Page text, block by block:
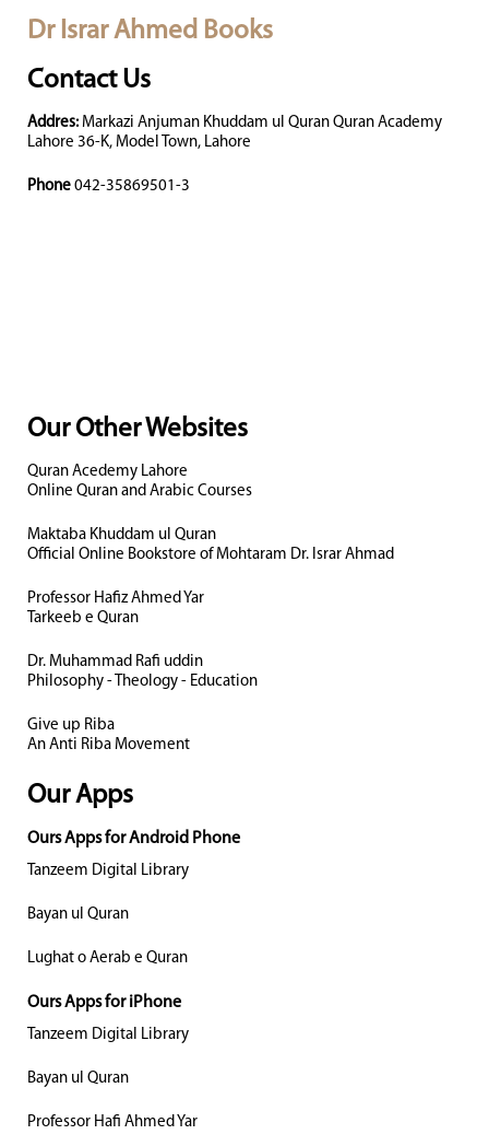
Dr Israr Ahmed Books
Contact Us
Addres: Markazi Anjuman Khuddam ul Quran Quran Academy
Lahore 36-K, Model Town, Lahore
Phone 042-35869501-3
Our Other Websites
Quran Acedemy Lahore
Online Quran and Arabic Courses
Maktaba Khuddam ul Quran
Official Online Bookstore of Mohtaram Dr. Israr Ahmad
Professor Hafiz Ahmed Yar
Tarkeeb e Quran
Dr. Muhammad Rafi uddin
Philosophy - Theology - Education
Give up Riba
An Anti Riba Movement
Our Apps
Ours Apps for Android Phone
Tanzeem Digital Library
Bayan ul Quran
Lughat o Aerab e Quran
Ours Apps for iPhone
Tanzeem Digital Library
Bayan ul Quran
Professor Hafi Ahmed Yar